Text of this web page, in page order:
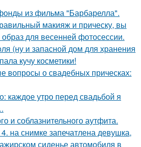
из фильма "Барбарелла".
макияж и прическу, вы
для весенней фотосессии.
(ну и запасной дом для хранения
кучу косметики!
вопросы о свадебных прическах:
каждое утро перед свадьбой я
и соблазнительного аутфита.
на снимке запечатлена девушка,
сиденье автомобиля в